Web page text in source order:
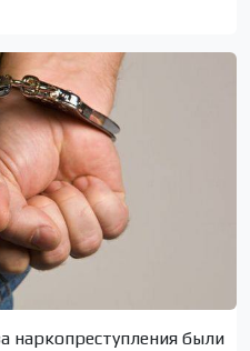
наркопреступления были